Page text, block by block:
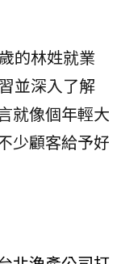
的林姓就業
並深入了解
就像個年輕大
少顧客給予好